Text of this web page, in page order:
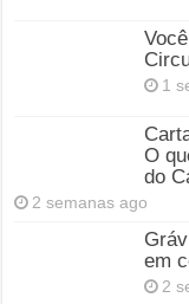
1
O
do
2 semanas ago
em
2